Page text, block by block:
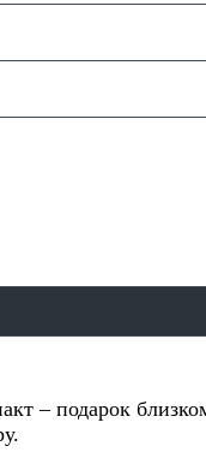
– подарок